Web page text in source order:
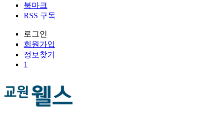
북마크
RSS 구독
로그인
회원 가입
정보찾기
1